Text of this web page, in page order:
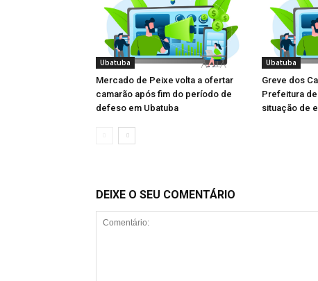
Ubatuba
Mercado de Peixe volta a ofertar
camarão após fim do período de
defeso em Ubatuba
Ubatuba
Greve dos
Prefeitura
situação de
DEIXE O SEU COMENTÁRIO